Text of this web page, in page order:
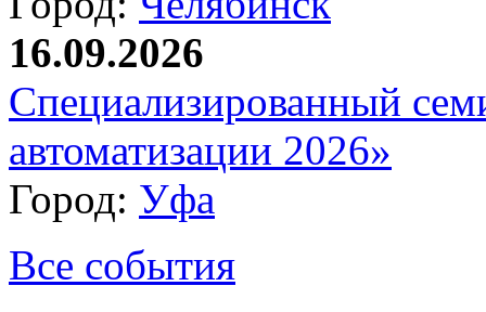
16.09.2026
Специализированный
автоматизации 2026»
Город: Уфа
Все события